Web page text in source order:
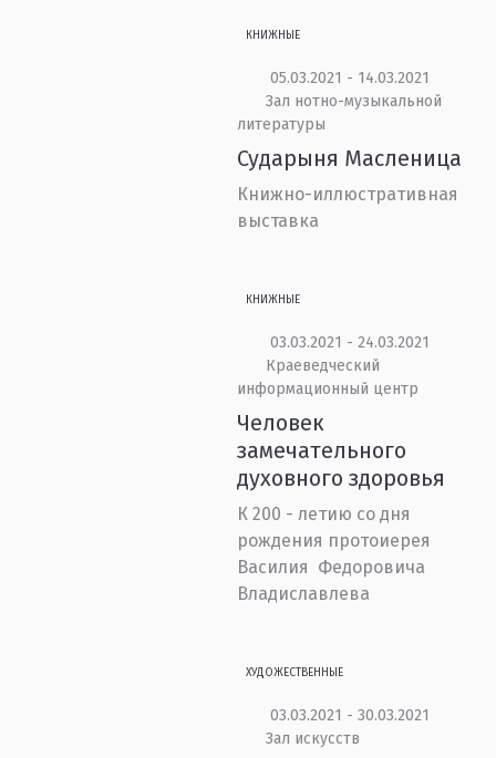
КНИЖНЫЕ
05.03.2021 - 14.03.2021
Зал нотно-музыкальной
литературы
Сударыня Масленица
Книжно-иллюстративная
выставка
КНИЖНЫЕ
03.03.2021 - 24.03.2021
Краеведческий
информационный центр
Человек
замечательного
духовного здоровья
К 200 - летию со дня
рождения протоиерея
Василия Федоровича
Владиславлева
ХУДОЖЕСТВЕННЫЕ
03.03.2021 - 30.03.2021
Зал искусств